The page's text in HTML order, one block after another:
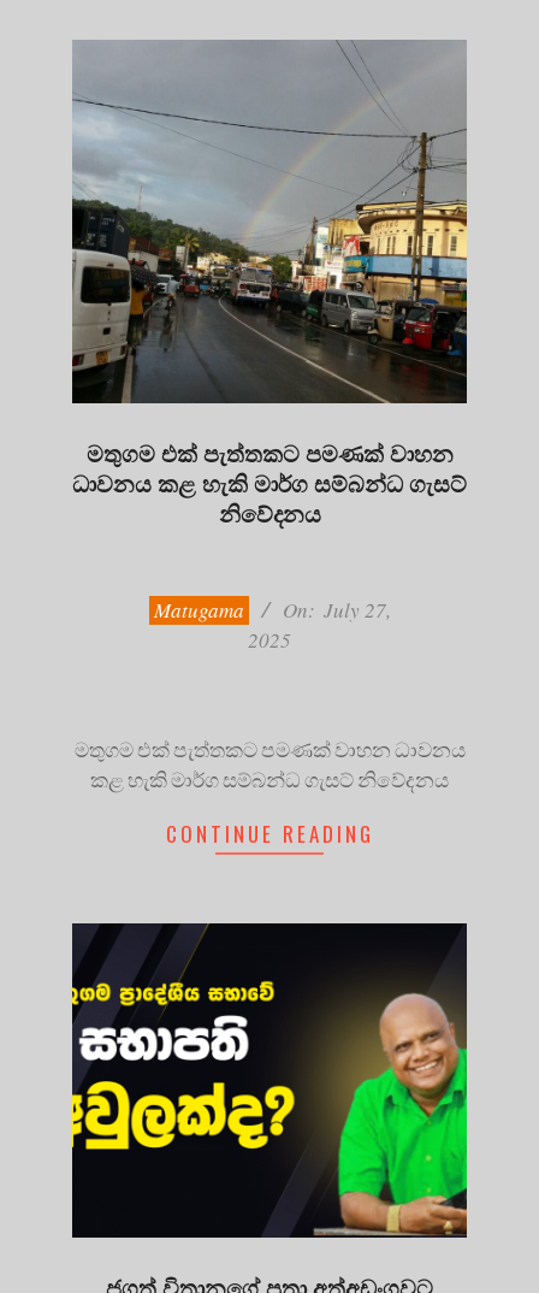
මතුගම එක් පැත්තකට පමණක් වාහන
ධාවනය කළ හැකි මාර්ග සම්බන්ධ ගැසට්
නිවේදනය
Matugama On: July 27,
2025
මතුගම එක් පැත්තකට පමණක් වාහන ධාවනය
කළ හැකි මාර්ග සම්බන්ධ ගැසට් නිවේදනය
CONTINUE READING